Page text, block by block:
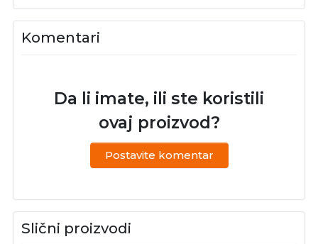
Komentari
Da li imate, ili ste koristili
ovaj proizvod?
Postavite komentar
Slični proizvodi